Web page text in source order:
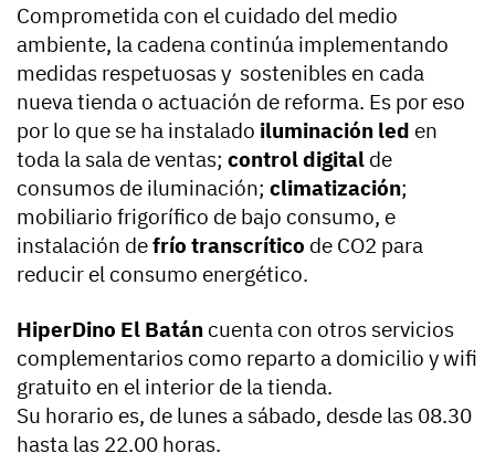
Comprometida con el cuidado del medio
ambiente, la cadena continúa implementando
medidas respetuosas y sostenibles en cada
nueva tienda o actuación de reforma. Es por eso
por lo que se ha instalado iluminación led en
toda la sala de ventas; control digital de
consumos de iluminación; climatización;
mobiliario frigorífico de bajo consumo, e
instalación defrío transcrítico de CO2 para
reducir el consumo energético.
HiperDino El Batán cuenta con otros servicios
complementarios como reparto a domicilio y wifi
gratuito en el interior de la tienda.
Su horario es, de lunes a sábado, desde las 08.30
hasta las 22.00 horas.